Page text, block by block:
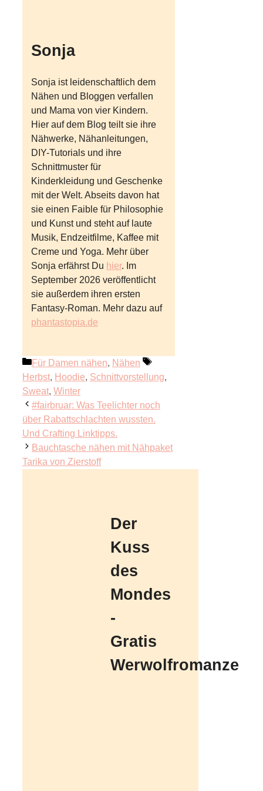
Sonja
Sonja ist leidenschaftlich dem
Nähen und Bloggen verfallen
und Mama von vier Kindern.
Hier auf dem Blog teilt sie ihre
Nähwerke, Nähanleitungen,
DIY-Tutorials und ihre
Schnittmuster für
Kinderkleidung und Geschenke
mit der Welt. Abseits davon hat
sie einen Faible für Philosophie
und Kunst und steht auf laute
Musik, Endzeitfilme, Kaffee mit
Creme und Yoga. Mehr über
Sonja erfährst Du hier. Im
September 2026 veröffentlicht
sie außerdem ihren ersten
Fantasy-Roman. Mehr dazu auf
phantastopia.de
Kategorien
Für Damen nähen, Nähen
Schlagwörter
Herbst, Hoodie, Schnittvorstellung,
Sweat, Winter
#fairbruar: Was Teelichter noch
über Rabattschlachten wussten.
Und Crafting Linktipps.
Bauchtasche nähen mit Nähpaket
Tarika von Zierstoff
Der
Kuss
des
Mondes
-
Gratis
Werwolfromanze